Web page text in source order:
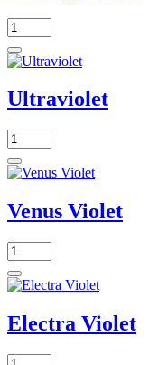
Ultraviolet
Venus Violet
Electra Violet